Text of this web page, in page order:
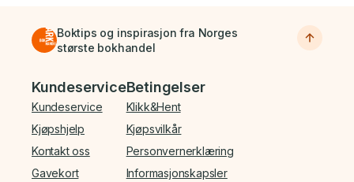
Boktips og inspirasjon fra Norges
største bokhandel
Bunnmeny
Kundeservice
Kundeservice
Kjøpshjelp
Kontakt oss
Gavekort
Betingelser
Klikk&Hent
Kjøpsvilkår
Personvernerklæring
Informasjonskapsler